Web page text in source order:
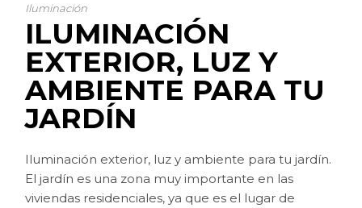
Iluminación
ILUMINACIÓN
EXTERIOR, LUZ Y
AMBIENTE PARA TU
JARDÍN
Iluminación exterior, luz y ambiente para tu jardín.
El jardín es una zona muy importante en las
viviendas residenciales, ya que es el lugar de